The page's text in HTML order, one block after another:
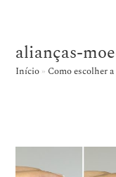
alianças-
Início » Como escolher